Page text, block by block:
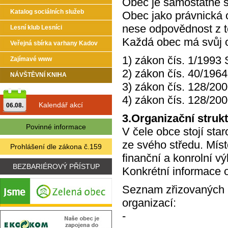
Obec jako právnická
nese odpovědnost z
Každá obec má svůj
1) zákon čís. 1/1993
2) zákon čís. 40/
3) zákon čís. 128/
4) zákon čís. 128/
3.Organizační
V čele obce stojí
ze svého středu.
finanční a konrolní
Konkrétní informace
Seznam
organizací:
-
Katalog sociálních služeb
Lesní klub Lesníci
Veřejná sbírka varhany Kadov
Zajímavé www
NÁVŠTĚVNÍ KNIHA
06.08. Kalendář akcí
Povinné informace
Prohlášení dle zákona č.159
BEZBARIÉROVÝ PŘÍSTUP